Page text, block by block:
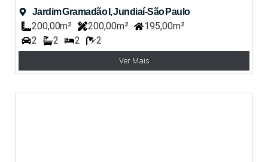
Jardim Gramadão I, Jundiaí-São Paulo
200,00m² 200,00m²
195,00m²
2
2 2 2
Ver Mais